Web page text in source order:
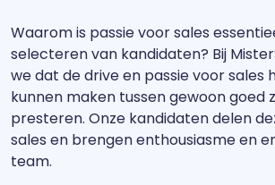
Waarom is passie voor sales
selecteren van kandidaten? Bij
we dat de drive en passie voor sales
kunnen maken tussen gewoon goed
presteren. Onze kandidaten delen
sales en brengen enthousiasme en
team.